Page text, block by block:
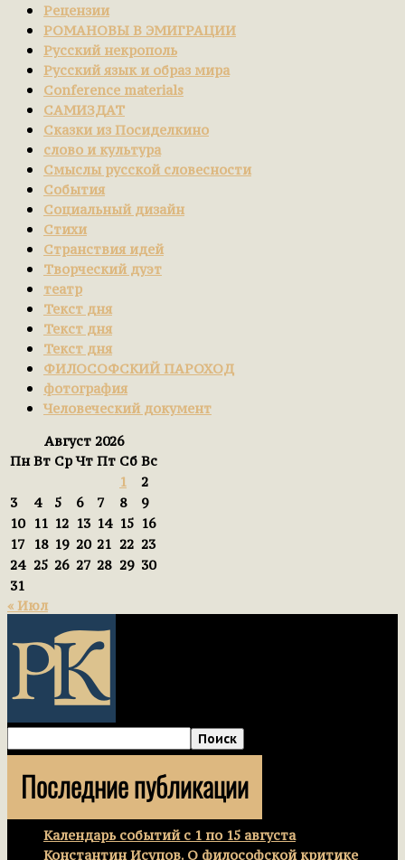
Рецензии
РОМАНОВЫ В ЭМИГРАЦИИ
Русский некрополь
Русский язык и образ мира
Сonference materials
САМИЗДАТ
Сказки из Посиделкино
слово и культура
Смыслы русской словесности
События
Социальный дизайн
Стихи
Странствия идей
Творческий дуэт
театр
Текст дня
Текст дня
Текст дня
ФИЛОСОФСКИЙ ПАРОХОД
фотография
Человеческий документ
Август 2026
Пн Вт Ср Чт Пт Сб Вс
1
2
3
4 5 6 7 8
9
10
11 12 13 14 15 16
17
18 19 20 21 22 23
24 25 26 27 28 29 30
31
« Июл
Последние публикации
Календарь событий с 1 по 15 августа
Константин Исупов. О философской критике